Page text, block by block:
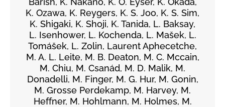
K. Ozawa, K. Reygers, K. S. Joo, K. S. Sim,
K. Shigaki, K. Shoji, K. Tanida, L. Baksay,
L. Isenhower, L. Kochenda, L. Mašek, L.
Tomášek, L. Zolin, Laurent Aphecetche,
M. A. L. Leite, M. B. Deaton, M. C. Mccain,
M. Chiu, M. Csanád, M. D. Malik, M.
Donadelli, M. Finger, M. G. Hur, M. Gonin,
M. Grosse Perdekamp, M. Harvey, M.
Heffner, M. Hohlmann, M. Holmes, M.